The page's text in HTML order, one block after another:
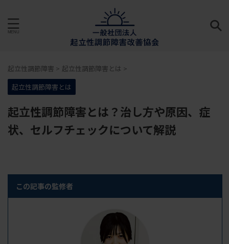
起立性調節障害 > 起立性調節障害とは >
起立性調節障害とは
起立性調節障害とは？治し方や原因、症
状、セルフチェックについて解説
この記事の監修者